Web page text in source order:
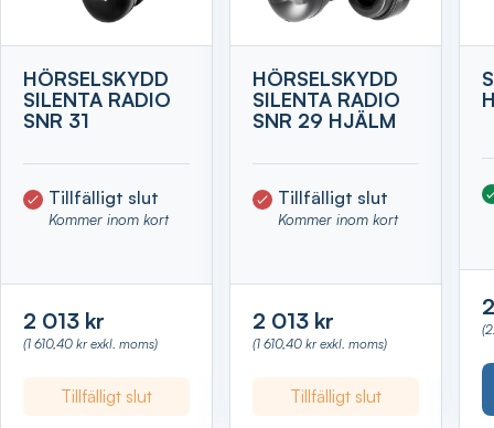
HÖRSELSKYDD
SILENTA RADIO
SNR 31
Tillfälligt slut
Kommer inom kort
2 013 kr
(1 610,40 kr exkl. moms)
Tillfälligt slut
HÖRSELSKYDD
SILENTA RADIO
SNR 29 HJÄLM
Tillfälligt slut
Kommer inom kort
2 013 kr
(1 610,40 kr exkl. moms)
Tillfälligt slut